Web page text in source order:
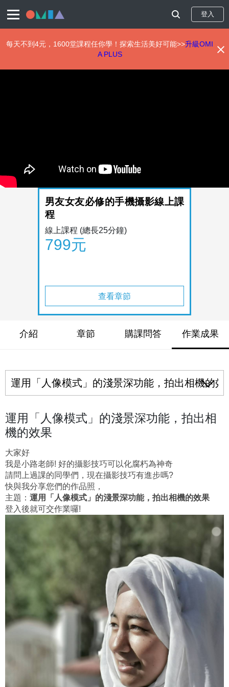
登入
每天不到4元，1600堂課程任你學！探索生活美好可能>>升級OMI
A PLUS
男友女友必修的手機攝影線上課
程
線上課程 (總長25分鐘)
799元
查看章節
介紹 章節 購課問答 作業成果
運用「人像模式」的淺景深功能，拍出相
機的效果
大家好
我是小路老師! 好的攝影技巧可以化腐朽為神奇
請問上過課的同學們，現在攝影技巧有進步嗎?
快與我分享您們的作品照，
主題： 運用「人像模式」的淺景深功能，拍出相機的效果
登入後就可交作業囉!